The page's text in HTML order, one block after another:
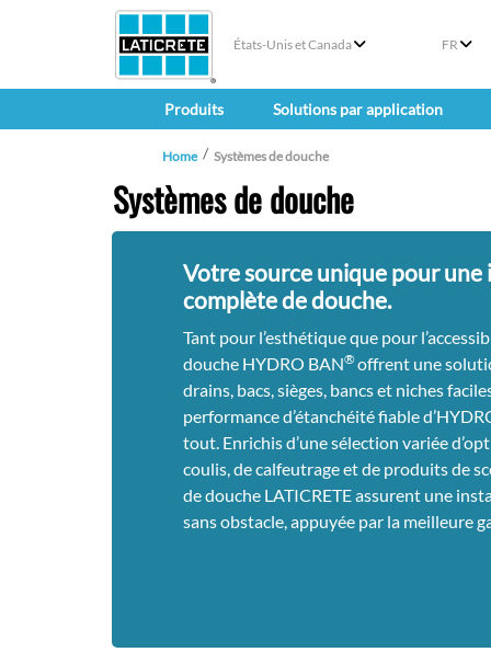
États-Unis et Canada FR
Produits Solutions par application
Home Systèmes de douche
Systèmes de douche
Votre source unique pour
complète de douche.
Tant pour l’esthétique que pour
douche HYDRO BAN® offrent une
drains, bacs, sièges, bancs et niches
performance d’étanchéité fiable
tout. Enrichis d’une sélection variée
coulis, de calfeutrage et de produits de
de douche LATICRETE assurent une
sans obstacle, appuyée par la meilleure